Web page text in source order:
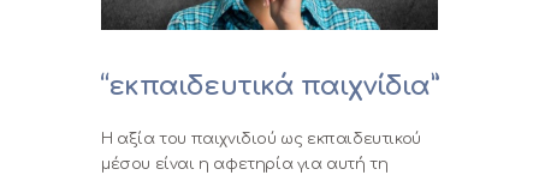
“εκπαιδευτικά παιχνίδια”
Η αξία του παιχνιδιού ως εκπαιδευτικού
μέσου είναι η αφετηρία για αυτή τη